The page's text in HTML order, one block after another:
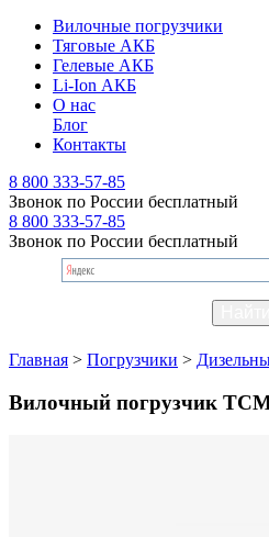
Вилочные погрузчики
Тяговые АКБ
Гелевые АКБ
Li-Ion АКБ
О нас
Блог
Контакты
8 800 333-57-85
Звонок по России бесплатный
8 800 333-57-85
Звонок по России бесплатный
Главная > Погрузчики >
Вилочный погрузчик